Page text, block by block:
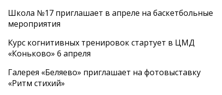
Школа №17 приглашает в апреле на баскетбольные
мероприятия
Курс когнитивных тренировок стартует в ЦМД
«Коньково» 6 апреля
Галерея «Беляево» приглашает на фотовыставку
«Ритм стихий»